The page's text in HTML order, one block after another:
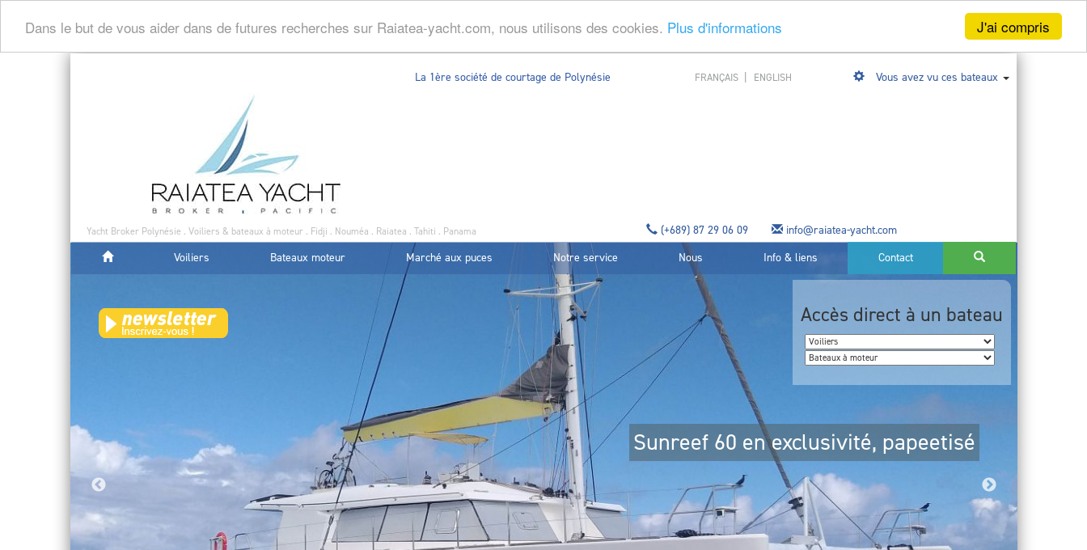
J'ai compris
Dans le but de vous aider dans de futures recherches sur Raiatea-yacht.com, nous utilisons des cookies. Plus d'informations
La 1ère société de courtage de Polynésie FRANÇAIS | ENGLISH Vous avez vu ces bateaux
Yacht Broker Polynésie . Voiliers & bateaux à moteur . Fidji . Nouméa . Raiatea . Tahiti . Panama (+689) 87 29 06 09
info@raiatea-yacht.com
Voiliers
Bateaux moteur Marché aux puces Notre service Nous Info & liens Contact
Sunreef 60 en exclusivité, papeetisé
Accès direct à un bateau